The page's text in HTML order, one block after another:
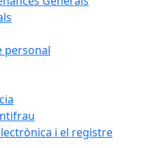
personal
i el registre